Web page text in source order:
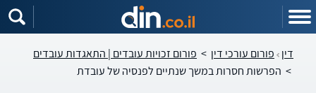
דין פורום עורכי דין > פורום זכויות עובדים | התאגדות עובדים
> הפרשות חסרות במשך שנתיים לפנסיה של עובדת